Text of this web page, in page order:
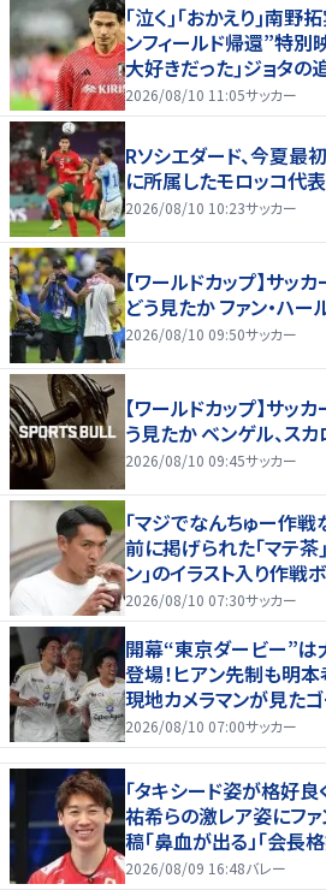
｢泣く｣｢おかえり｣南野
ンフィールド帰還”特別
大好きだった｣ジョタの
くなります…｣
2026/08/10 11:05サッカー
Rソシエダード、今夏
に所属したモロッコ代
2026/08/10 10:23サッカー
【ワールドカップ】サ
どう見たか ファン・ハー
2026/08/10 09:50サッカー
【ワールドカップ】サッ
う見たか ベンゲル、スカ
2026/08/10 09:45サッカー
｢マジでなんちゅー作
前に掲げられた｢マテ
ン｣のイラスト入り作戦
よりデカくて吹いた｣
2026/08/10 07:30サッカー
開幕“東京ダービー”は
登場！ヒアン先制も明
現地カメラマンが見た
2026/08/10 07:00サッカー
「タキシード姿が格好
祐希らの激レア姿にフ
稿「鼻血が出る」「会
好いい」
2026/08/09 16:48バレー